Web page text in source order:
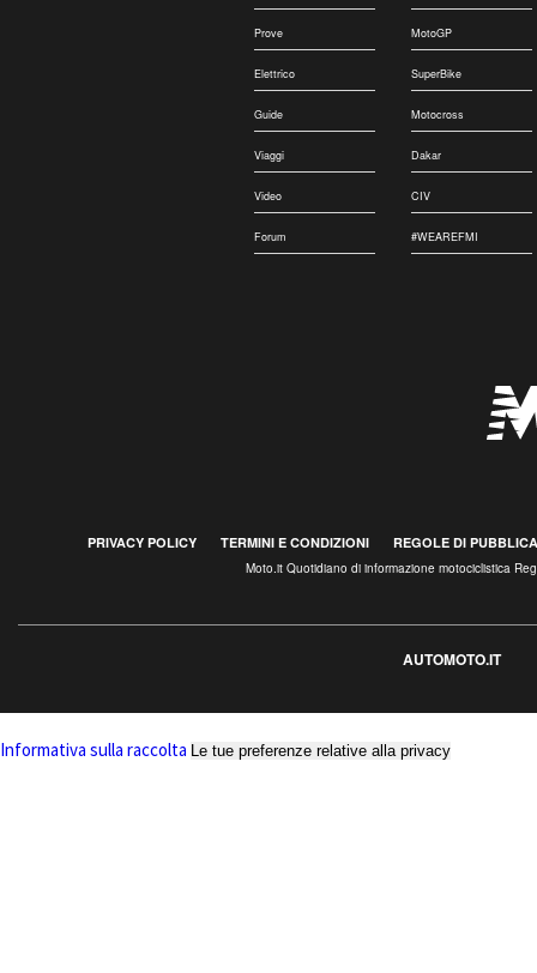
Prove
Elettrico
Guide
Viaggi
Video
Forum
MotoGP
SuperBike
Motocross
Dakar
CIV
#WEAREFMI
PRIVACY POLICY TERMINI E CONDIZIONI REGOLE DI
Moto.it Quotidiano di informazione motociclistica
AUTOMOTO.IT
Informativa sulla raccolta Le tue preferenze relative alla privacy